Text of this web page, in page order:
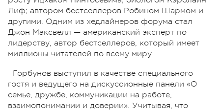
Лиф; автором бестселлеров Робином Шармом и
другими. Одним из хедлайнеров форума стал
Джон Максвелл — американский эксперт по
лидерству, автор бестселлеров, который имеет
миллионы читателей по всему миру.
Горбунов выступил в качестве специального
гостя и ведущего на дискуссионные панели «О
семье, дружбе, коммуникации на работе,
взаимопонимании и доверии». Учитывая, что